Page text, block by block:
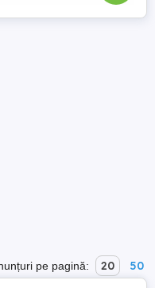
pe pagină: 20 50